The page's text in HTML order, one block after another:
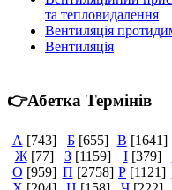
та тепловидалення
Вентиляція
Вентиляція
👉Абетка Термінів
А [743] Б [655] В [1641]
Ж [77] З [1159] І [379]
О [959] П [2758] Р [1121]